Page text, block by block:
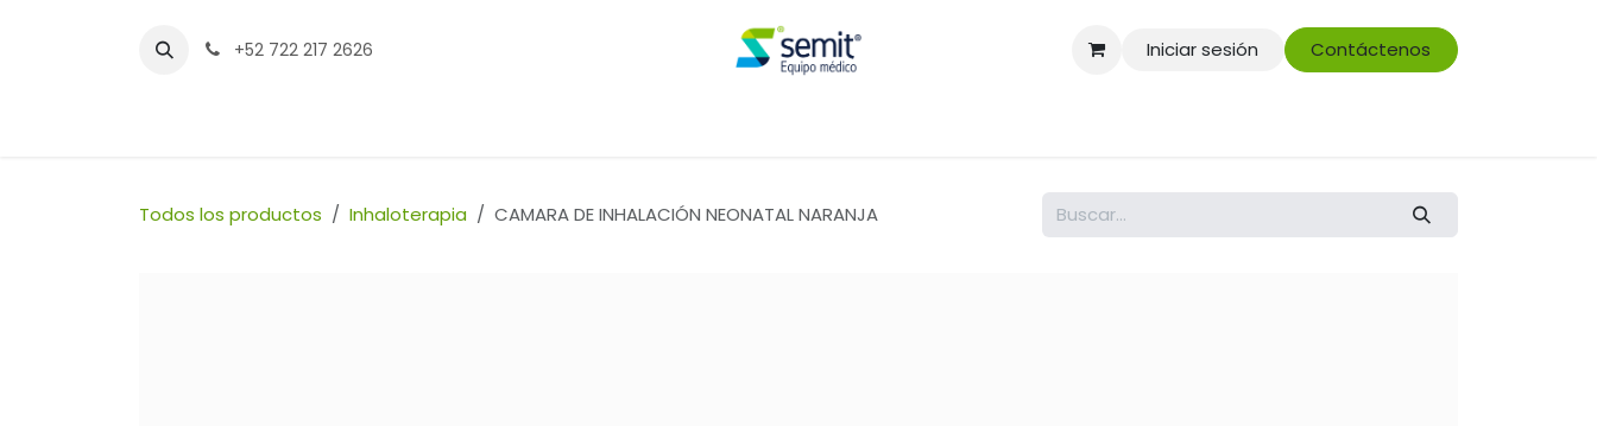
+52 722 217 2626 Iniciar sesión Contáctenos
Todos los productos Inhaloterapia CAMARA DE INHALACIÓN NEONATAL NARANJA